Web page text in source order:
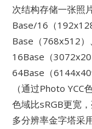
次结构存储一张照
Base/16（
Base（768x512
16Base（
64Base（
（通过Photo YCC
色域比sRGB更宽
多分辨率金字塔采